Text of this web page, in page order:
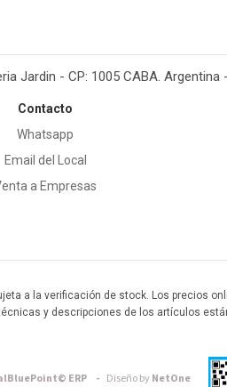
Jardin - CP: 1005 CABA. Argentina
Contacto
Whatsapp
Email del Local
a Empresas
a la verificación de stock. Los precios
y descripciones de los artículos
ERP - Diseño byNetOne